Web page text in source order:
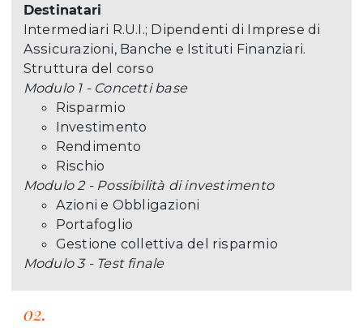
Destinatari
Intermediari R.U.I.; Dipendenti di Imprese di
Assicurazioni, Banche e Istituti Finanziari.
Struttura del corso
Modulo 1 - Concetti base
Risparmio
Investimento
Rendimento
Rischio
Modulo 2 - Possibilità di investimento
Azioni e Obbligazioni
Portafoglio
Gestione collettiva del risparmio
Modulo 3 - Test finale
02.